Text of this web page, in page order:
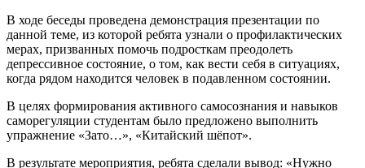
В ходе беседы проведена демонстрация презентации по
данной теме, из которой ребята узнали о профилактических
мерах, призванных помочь подросткам преодолеть
депрессивное состояние, о том, как вести себя в ситуациях,
когда рядом находится человек в подавленном состоянии.
В целях формирования активного самосознания и навыков
саморегуляции студентам было предложено выполнить
упражнение «Зато…», «Китайский шёпот».
В результате мероприятия, ребята сделали вывод: «Нужно